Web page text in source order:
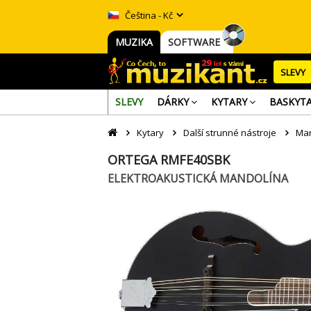
Čeština - Kč
MUZIKA SOFTWARE
SLEVY
SLEVY DÁRKY KYTARY
Kytary Další strunné nástroje
ORTEGA RMFE40SBK
ELEKTROAKUSTICKÁ MANDOLÍNA